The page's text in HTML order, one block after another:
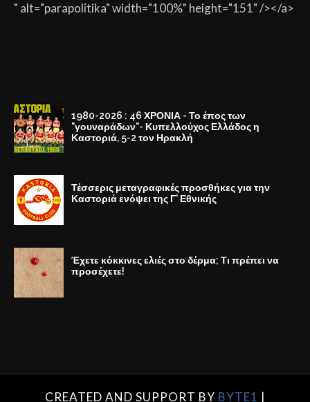
" alt="parapolitika" width="100%" height="151" /></a>
1980-2026 : 46 ΧΡΟΝΙΑ - Το έπος των
"γουναράδων"- Κυπελλούχος Ελλάδος η
Καστοριά, 5-2 τον Ηρακλή
Τέσσερις μεταγραφικές προσθήκες για την
Καστοριά ενόψει της Γ' Εθνικής
Έχετε κόκκινες ελιές στο δέρμα; Τι πρέπει να
προσέχετε!
CREATED AND SUPPORT BY BYTE1 |